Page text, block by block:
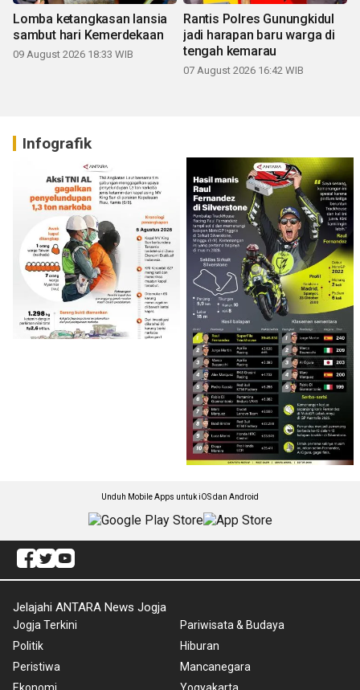
Lomba ketangkasan lansia
sambut hari Kemerdekaan
09 August 2026 18:33 WIB
Rantis Polres Gunungkidul
jadi harapan baru warga di
tengah kemarau
07 August 2026 16:42 WIB
Infografik
Unduh Mobile Apps untuk iOS dan Android
Jelajahi ANTARA News Jogja
Jogja Terkini
Politik
Peristiwa
Ekonomi
Pariwisata & Budaya
Hiburan
Mancanegara
Yogyakarta